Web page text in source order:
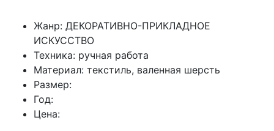
Жанр: ДЕКОРАТИВНО-ПРИКЛАДНОЕ
ИСКУССТВО
Техника: ручная работа
Материал: текстиль, валенная шерсть
Размер:
Год:
Цена: